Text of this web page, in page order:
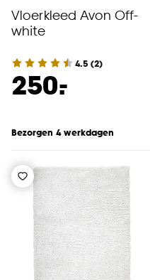
Vloerkleed Avon Off-
white
4.5 (2)
250.
-
Bezorgen 4 werkdagen